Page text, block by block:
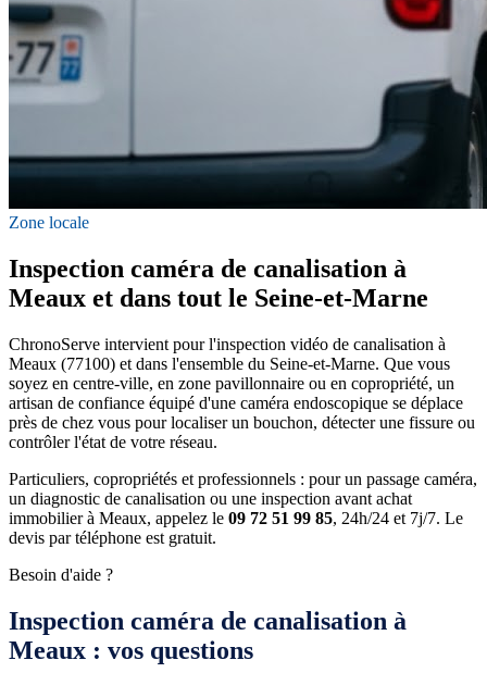
Zone locale
Inspection caméra de canalisation à
Meaux et dans tout le Seine-et-Marne
ChronoServe intervient pour l'inspection vidéo de canalisation à
Meaux (77100) et dans l'ensemble du Seine-et-Marne. Que vous
soyez en centre-ville, en zone pavillonnaire ou en copropriété, un
artisan de confiance équipé d'une caméra endoscopique se déplace
près de chez vous pour localiser un bouchon, détecter une fissure ou
contrôler l'état de votre réseau.
Particuliers, copropriétés et professionnels : pour un passage caméra,
un diagnostic de canalisation ou une inspection avant achat
immobilier à Meaux, appelez le 09 72 51 99 85, 24h/24 et 7j/7. Le
devis par téléphone est gratuit.
Besoin d'aide ?
Inspection caméra de canalisation à
Meaux : vos questions